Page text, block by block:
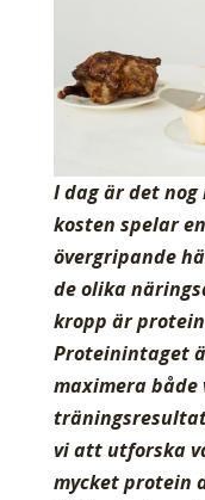
I dag är det
kosten spelar
övergripande
de olika
kropp är
Proteinintaget
maximera både
vi att utforska
mycket protein